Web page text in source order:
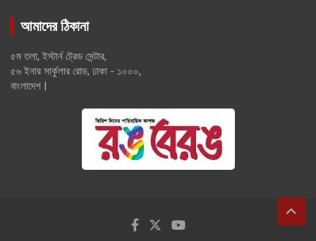
আমাদের ঠিকানা
৫ম তলা, ইস্টার্ন ট্রেড সেন্টার,
৫৬ ইনার সার্কুলার রোড, ঢাকা - ১০০০,
বাংলাদেশ |